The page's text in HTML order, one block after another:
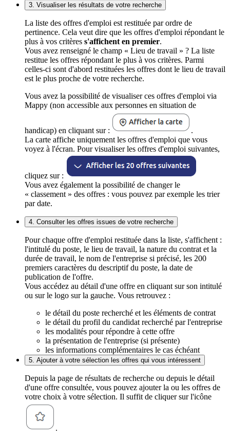
3. Visualiser les résultats de votre recherche
La liste des offres d'emploi est restituée par ordre de
pertinence. Cela veut dire que les offres d'emploi répondant le
plus à vos critères s'affichent en premier.
Vous avez renseigné le champ « Lieu de travail » ? La liste
restitue les offres répondant le plus à vos critères. Parmi
celles-ci sont d'abord restituées les offres dont le lieu de travail
est le plus proche de votre recherche.
Vous avez la possibilité de visualiser ces offres d'emploi via
Mappy (non accessible aux personnes en situation de
handicap) en cliquant sur :
.
La carte affiche uniquement les offres d'emploi que vous
voyez à l'écran. Pour visualiser les offres d'emploi suivantes,
cliquez sur :
Vous avez également la possibilité de changer le
« classement » des offres : vous pouvez par exemple les trier
par date.
4. Consulter les offres issues de votre recherche
Pour chaque offre d'emploi restituée dans la liste, s'affichent :
l'intitulé du poste, le lieu de travail, la nature du contrat et la
durée de travail, le nom de l'entreprise si précisé, les 200
premiers caractères du descriptif du poste, la date de
publication de l'offre.
Vous accédez au détail d'une offre en cliquant sur son intitulé
ou sur le logo sur la gauche. Vous retrouvez :
le détail du poste recherché et les éléments de contrat
le détail du profil du candidat recherché par l'entreprise
les modalités pour répondre à cette offre
la présentation de l'entreprise (si présente)
les informations complémentaires le cas échéant
5. Ajouter à votre sélection les offres qui vous intéressent
Depuis la page de résultats de recherche ou depuis le détail
d'une offre consultée, vous pouvez ajouter la ou les offres de
votre choix à votre sélection. Il suffit de cliquer sur l'icône
.